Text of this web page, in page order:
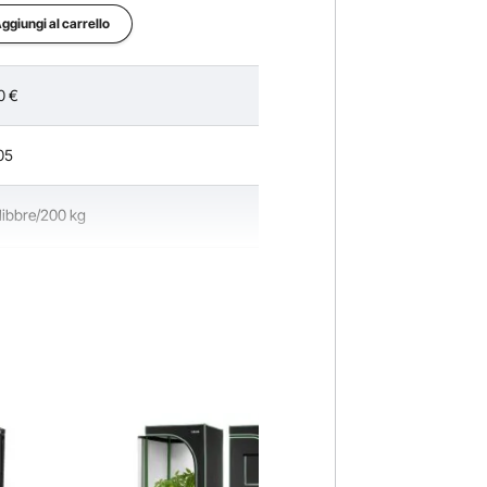
al carrello
€
200 kg